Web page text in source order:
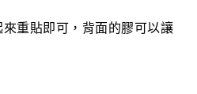
重貼即可，背面的膠可以讓